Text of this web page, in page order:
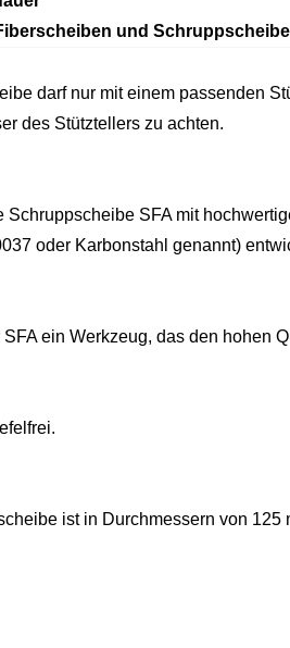
und
darf nur mit einem passenden
des Stütztellers zu achten.
SFA mit
oder Karbonstahl genannt)
ein Werkzeug, das den hohen
ist in Durchmessern von